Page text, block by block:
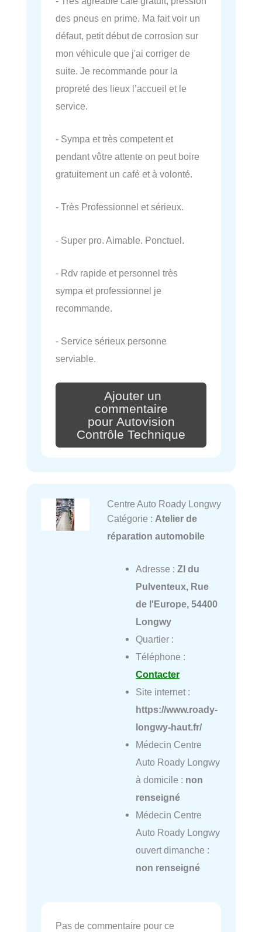
des pneus en prime. Ma fait voir un
défaut, petit début de corrosion sur
mon véhicule que j'ai corriger de
suite. Je recommande pour la
propreté des lieux l’accueil et le
service.
- Sympa et très competent et
pendant vôtre attente on peut boire
gratuitement un café et à volonté.
- Très Professionnel et sérieux.
- Super pro. Aimable. Ponctuel.
- Rdv rapide et personnel très
sympa et professionnel je
recommande.
- Service sérieux personne
serviable.
Ajouter un
commentaire
pour Autovision
Contrôle Technique
Centre Auto Roady Longwy
Catégorie : Atelier de
réparation automobile
Adresse : ZI du
Pulventeux, Rue
de l'Europe, 54400
Longwy
Quartier :
Téléphone :
Contacter
Site internet :
https://www.roady-
longwy-haut.fr/
Médecin Centre
Auto Roady Longwy
à domicile : non
renseigné
Médecin Centre
Auto Roady Longwy
ouvert dimanche :
non renseigné
Pas de commentaire pour ce